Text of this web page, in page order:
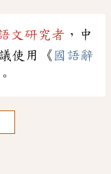
文研究者 ，中
使用《 國語辭